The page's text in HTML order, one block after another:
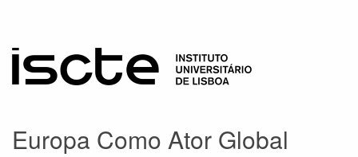
Europa Como Ator Global